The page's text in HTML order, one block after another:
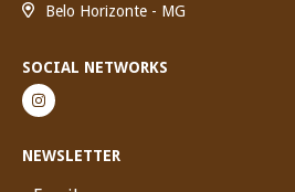
Belo Horizonte - MG
SOCIAL NETWORKS
NEWSLETTER